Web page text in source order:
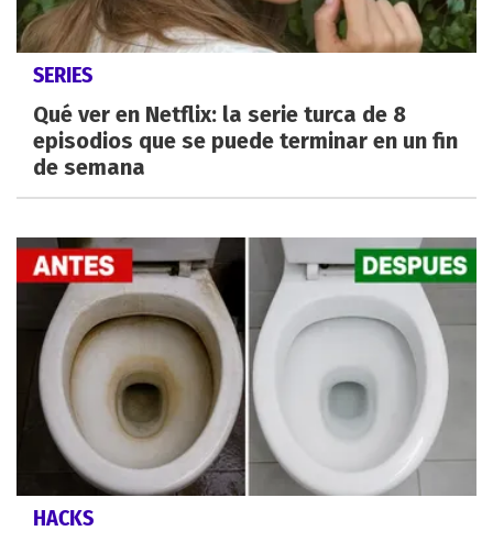
SERIES
Qué ver en Netflix: la serie turca de 8
episodios que se puede terminar en un fin
de semana
HACKS